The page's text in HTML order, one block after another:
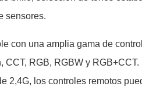
sensores.
con una amplia gama de
RGB, RGBW y RGB+CCT.
2,4G, los controles remotos